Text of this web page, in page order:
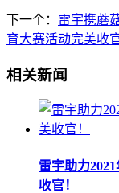
下一个： 雷宇携蘑
育大赛活动完美收
相关新闻
雷宇助力
收官！